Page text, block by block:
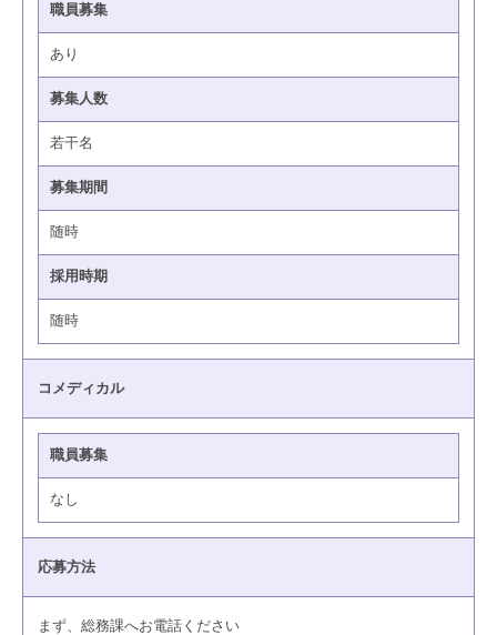
職員募集
あり
募集人数
若干名
募集期間
随時
採用時期
随時
コメディカル
職員募集
なし
応募方法
まず、総務課へお電話ください